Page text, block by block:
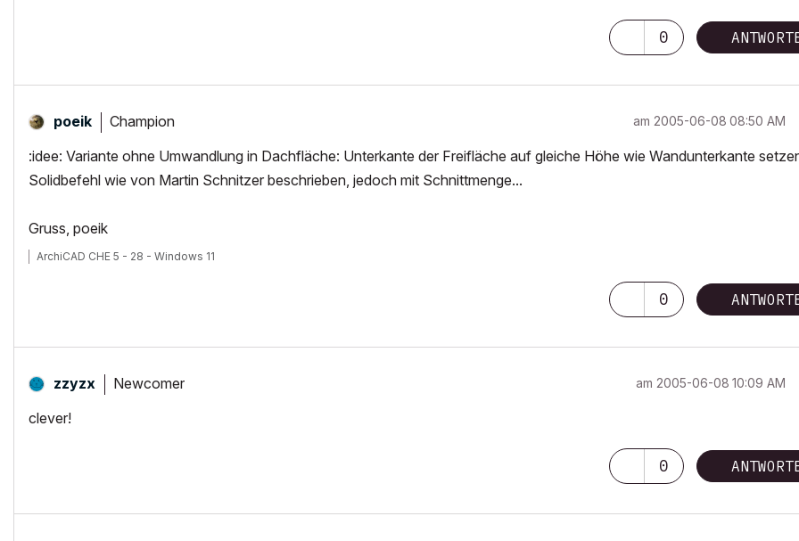
0
poeik Champion am ‎2005-06-08 08:50 AM
:idee: Variante ohne Umwandlung in Dachfläche: Unterkante der Freifläche auf gleiche Höhe wie Wandunterkante
Solidbefehl wie von Martin Schnitzer beschrieben, jedoch mit Schnittmenge...
Gruss, poeik
ArchiCAD CHE 5 - 28 - Windows 11
0
zzyzx Newcomer am ‎2005-06-08 10:09 AM
clever!
0